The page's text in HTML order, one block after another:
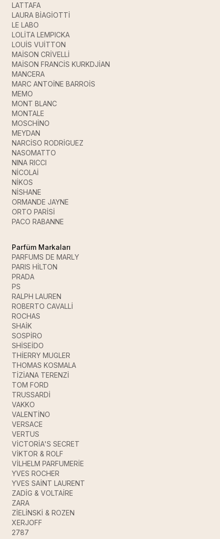
LATTAFA
LAURA BİAGİOTTİ
LE LABO
LOLİTA LEMPICKA
LOUİS VUİTTON
MAİSON CRİVELLİ
MAİSON FRANCİS KURKDJİAN
MANCERA
MARC ANTOİNE BARROİS
MEMO
MONT BLANC
MONTALE
MOSCHİNO
MEYDAN
NARCİSO RODRİGUEZ
NASOMATTO
NINA RICCI
NİCOLAİ
NİKOS
NİSHANE
ORMANDE JAYNE
ORTO PARİSİ
PACO RABANNE
Parfüm Markaları
PARFUMS DE MARLY
PARIS HİLTON
PRADA
PS
RALPH LAUREN
ROBERTO CAVALLİ
ROCHAS
SHAİK
SOSPİRO
SHİSEİDO
THİERRY MUGLER
THOMAS KOSMALA
TİZİANA TERENZİ
TOM FORD
TRUSSARDİ
VAKKO
VALENTİNO
VERSACE
VERTUS
VİCTORİA'S SECRET
VİKTOR & ROLF
VİLHELM PARFUMERİE
YVES ROCHER
YVES SAİNT LAURENT
ZADİG & VOLTAİRE
ZARA
ZİELİNSKİ & ROZEN
XERJOFF
2787